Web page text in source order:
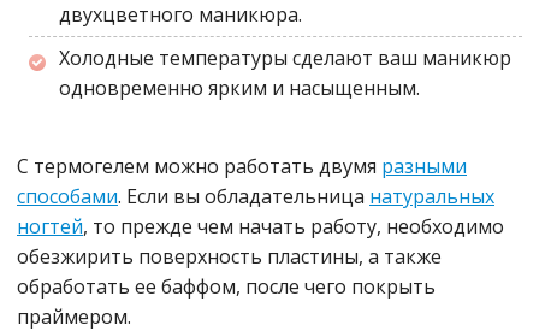
двухцветного маникюра.
Холодные температуры сделают ваш маникюр
одновременно ярким и насыщенным.
С термогелем можно работать двумя разными
способами. Если вы обладательница натуральных
ногтей, то прежде чем начать работу, необходимо
обезжирить поверхность пластины, а также
обработать ее баффом, после чего покрыть
праймером.